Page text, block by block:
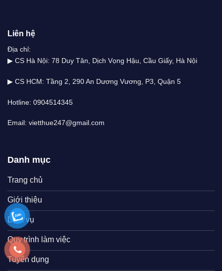
Liên hệ
Địa chỉ:
▶ CS Hà Nội: 78 Duy Tân, Dịch Vọng Hậu, Cầu Giấy, Hà Nội
▶ CS HCM: Tầng 2, 290 An Dương Vương, P3, Quận 5
Hotline: 0904514345
Email: vietthue247@gmail.com
Danh mục
Trang chủ
Giới thiệu
Dịch vụ
Quy trình làm việc
Tuyển dụng